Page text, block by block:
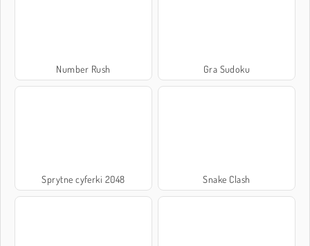
Number Rush Gra Sudoku
Sprytne cyferki 2048 Snake Clash